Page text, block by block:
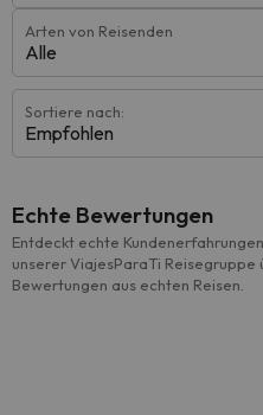
Arten von Reisenden
Alle
Sortiere nach:
Empfohlen
Echte Bewertungen
Entdeckt echte
unserer ViajesParaTi
Bewertungen aus echten Reisen.